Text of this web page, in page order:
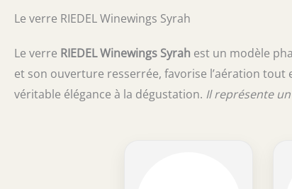
Le verre RIEDEL Winewings Syrah
Le verre RIEDEL Winewings Syrah est un modèle
et son ouverture resserrée, favorise l’aération
véritable élégance à la dégustation. Il représente